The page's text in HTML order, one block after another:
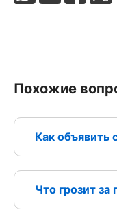
Похожие
Как объявить
Что грозит